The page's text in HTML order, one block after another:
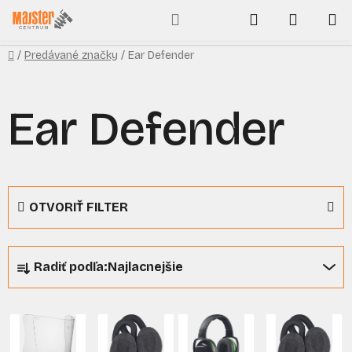
Prejsť
na
obsah
Hľadať
KOŠÍK
Domov
/ Predávané značky / Ear Defender
Ear Defender
OTVORIŤ FILTER
a
Radiť podľa:Najlacnejšie